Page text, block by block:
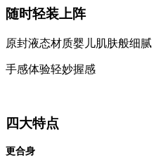
随时轻装上阵
原封液态材质婴儿肌肤般细腻
手感体验轻妙握感
四大特点